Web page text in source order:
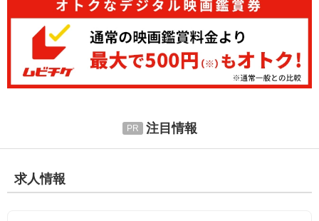
注目情報
求人情報